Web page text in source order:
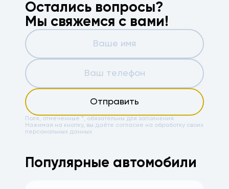
Остались вопросы?
Мы свяжемся с вами!
Отправить
Поля, отмеченные *, обязательны для заполнения.
Нажимая на кнопку, вы даёте согласие на обработку своих
персональных данных.
Популярные автомобили